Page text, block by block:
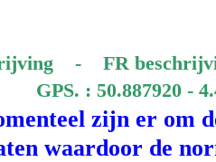
- FR
GPS. : 50.887920 -
zijn er om
waardoor de